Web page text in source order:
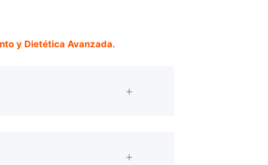
y Dietética Avanzada.